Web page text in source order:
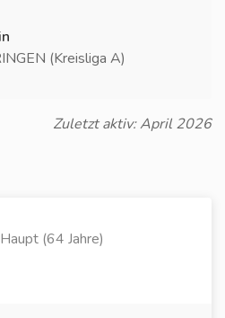
(Kreisliga A)
Zuletzt aktiv: April 2026
(64 Jahre)